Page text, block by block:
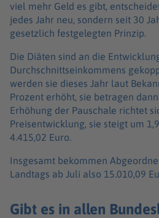
viel mehr Geld es gibt,
jedes Jahr neu, sondern seit 30
gesetzlich festgelegten Prinzip.
Die Diäten sind an die
Durchschnittseinkommens
werden sie dieses Jahr laut
Prozent erhöht, sie betragen
Erhöhung der Pauschale richtet
Preisentwicklung, sie steigt um
4.415,02 Euro.
Insgesamt bekommen
Landtags ab Juli also 15.010,09
Gibt es in allen